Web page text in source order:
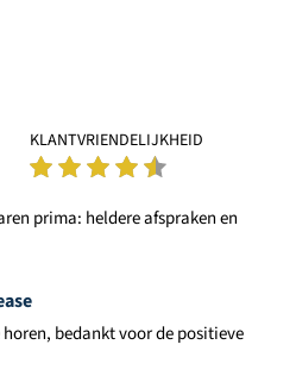
KLANTVRIENDELIJKHEID
prima: heldere afspraken en
bedankt voor de positieve